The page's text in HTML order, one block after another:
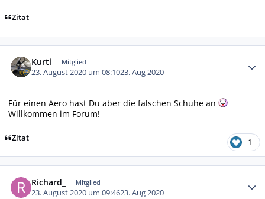
Zitat
Kurti Mitglied
23. August 2020 um 08:1023. Aug 2020
Für einen Aero hast Du aber die falschen Schuhe an
Willkommen im Forum!
Zitat 1
Richard_ Mitglied
23. August 2020 um 09:4623. Aug 2020